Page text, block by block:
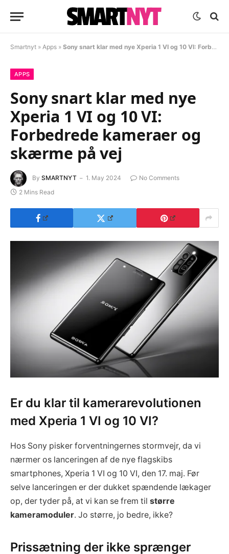
Smartnyt » Apps » Sony snart klar med nye Xperia 1 VI og 10 VI: Forbedrede kameraer og skærme på vej
APPS
Sony snart klar med nye
Xperia 1 VI og 10 VI:
Forbedrede kameraer og
skærme på vej
By SMARTNYT 1. May 2024
No Comments
2 Mins Read
Er du klar til kamerarevolutionen
med Xperia 1 VI og 10 VI?
Hos Sony pisker forventningernes stormvejr, da vi
nærmer os lanceringen af de nye flagskibs
smartphones, Xperia 1 VI og 10 VI, den 17. maj. Før
selve lanceringen er der dukket spændende lækager
op, der tyder på, at vi kan se frem til større
kameramoduler. Jo større, jo bedre, ikke?
Prissætning der ikke sprænger